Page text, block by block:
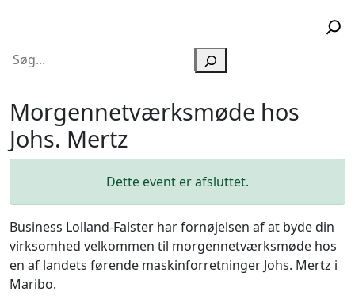
Søg
Morgennetværksmøde hos
Johs. Mertz
Dette event er afsluttet.
Business Lolland-Falster har fornøjelsen af at byde din
virksomhed velkommen til morgennetværksmøde hos
en af landets førende maskinforretninger Johs. Mertz i
Maribo.